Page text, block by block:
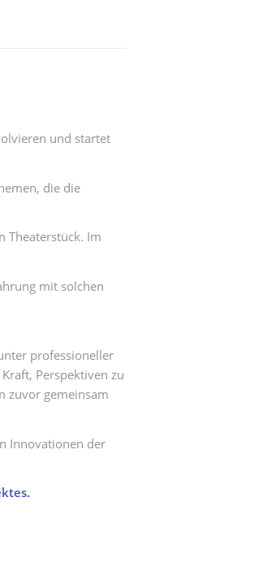
und startet
die die
Theaterstück. Im
mit solchen
professioneller
Perspektiven zu
zuvor gemeinsam
Innovationen der